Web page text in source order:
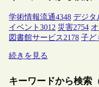
学術情報流通4348 デジタ
イベント 3012 災害2754
図書館サービス2178 子ど
続きを見る
キーワードから検索